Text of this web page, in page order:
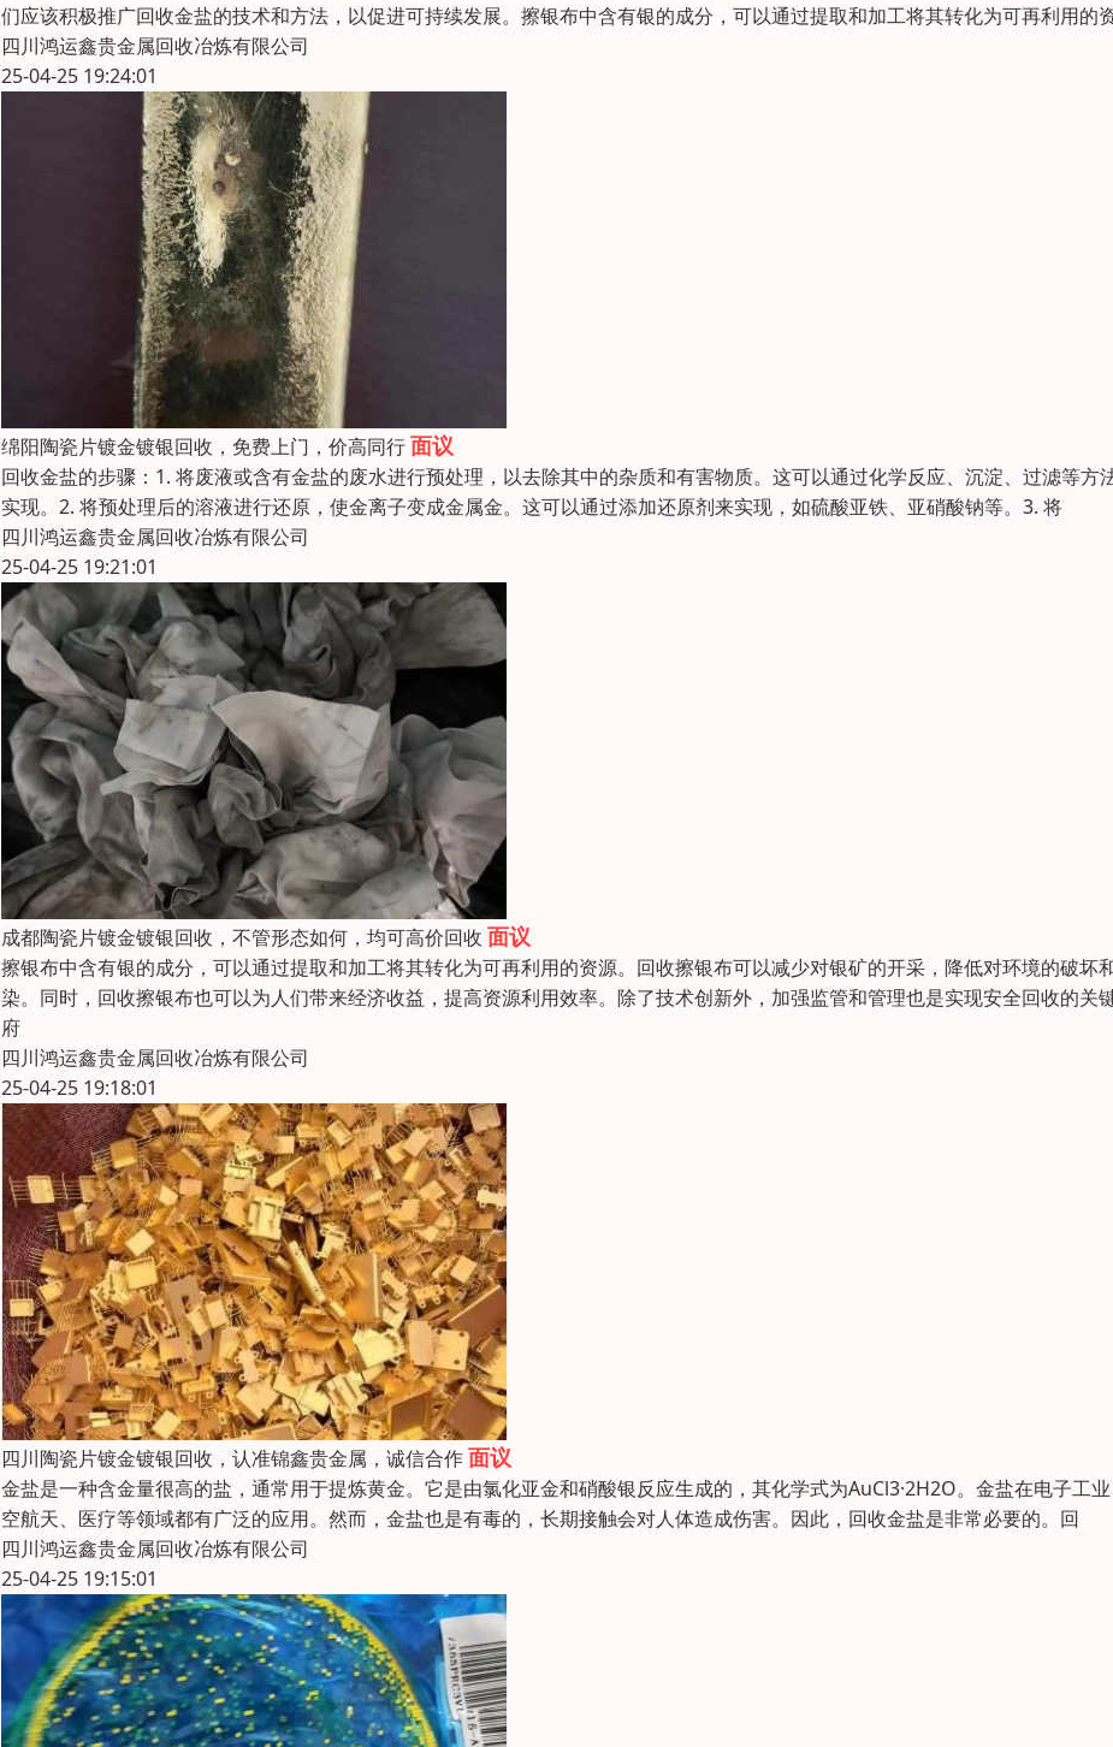
们应该积极推广回收金盐的技术和方法，以促进可持续发展。擦银布中含有银的成分，可以通过提取和加工将其转化为可再利用的
四川鸿运鑫贵金属回收冶炼有限公司
25-04-25 19:24:01
绵阳陶瓷片镀金镀银回收，免费上门，价高同行面议
回收金盐的步骤：1. 将废液或含有金盐的废水进行预处理，以去除其中的杂质和有害物质。这可以通过化学反应、沉淀、过滤等方
实现。2. 将预处理后的溶液进行还原，使金离子变成金属金。这可以通过添加还原剂来实现，如硫酸亚铁、亚硝酸钠等。3. 将
四川鸿运鑫贵金属回收冶炼有限公司
25-04-25 19:21:01
成都陶瓷片镀金镀银回收，不管形态如何，均可高价回收 面议
擦银布中含有银的成分，可以通过提取和加工将其转化为可再利用的资源。回收擦银布可以减少对银矿的开采，降低对环境的破坏
染。同时，回收擦银布也可以为人们带来经济收益，提高资源利用效率。除了技术创新外，加强监管和管理也是实现安全回收的关
府
四川鸿运鑫贵金属回收冶炼有限公司
25-04-25 19:18:01
四川陶瓷片镀金镀银回收，认准锦鑫贵金属，诚信合作面议
金盐是一种含金量很高的盐，通常用于提炼黄金。它是由氯化亚金和硝酸银反应生成的，其化学式为AuCl3·2H2O。金盐在电子工
空航天、医疗等领域都有广泛的应用。然而，金盐也是有毒的，长期接触会对人体造成伤害。因此，回收金盐是非常必要的。回
四川鸿运鑫贵金属回收冶炼有限公司
25-04-25 19:15:01